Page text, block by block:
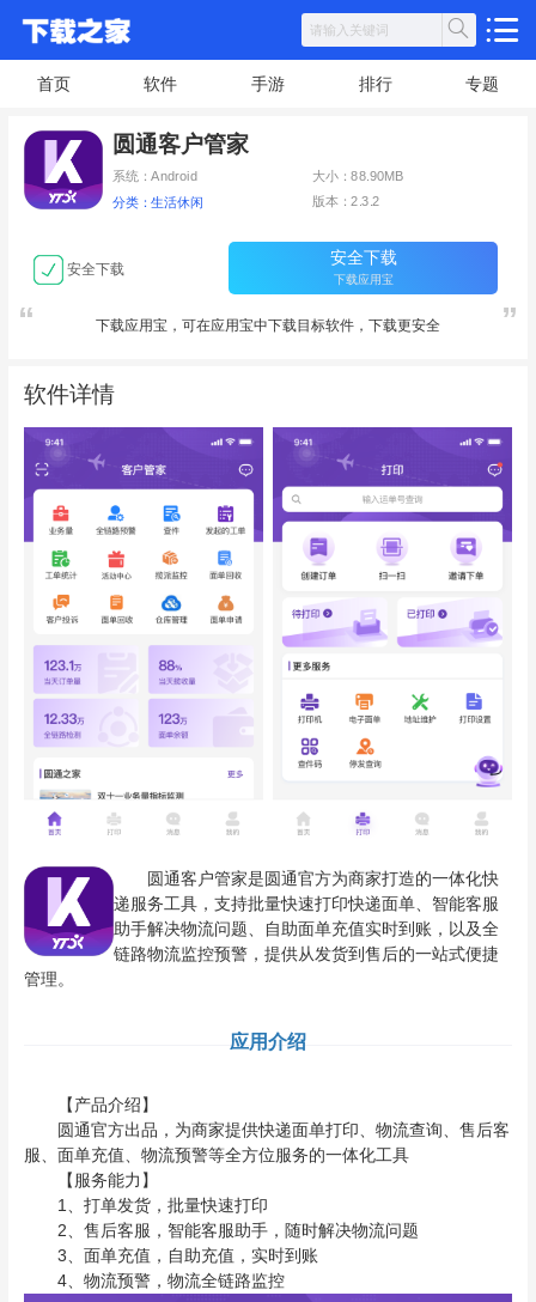
首页 软件 手游 排行 专题
圆通客户管家
系统：Android 大小：88.90MB
分类：生活休闲 版本：2.3.2
安全下载
安全下载
下载应用宝
下载应用宝，可在应用宝中下载目标软件，下载更安全
软件详情
圆通客户管家是圆通官方为商家打造的一体化快
递服务工具，支持批量快速打印快递面单、智能客服
助手解决物流问题、自助面单充值实时到账，以及全
链路物流监控预警，提供从发货到售后的一站式便捷
管理。
应用介绍
【产品介绍】
圆通官方出品，为商家提供快递面单打印、物流查询、售后客
服、面单充值、物流预警等全方位服务的一体化工具
【服务能力】
1、打单发货，批量快速打印
2、售后客服，智能客服助手，随时解决物流问题
3、面单充值，自助充值，实时到账
4、物流预警，物流全链路监控